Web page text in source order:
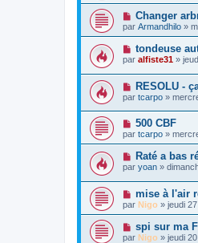
Changer
par Armandhilo »
tondeuse
par alfiste31 »
RESOLU -
par tcarpo »
500 CBF
par tcarpo »
Raté a bas
par yoan »
mise à l'air
par Nigo » jeudi
spi sur ma
par Nigo » jeudi